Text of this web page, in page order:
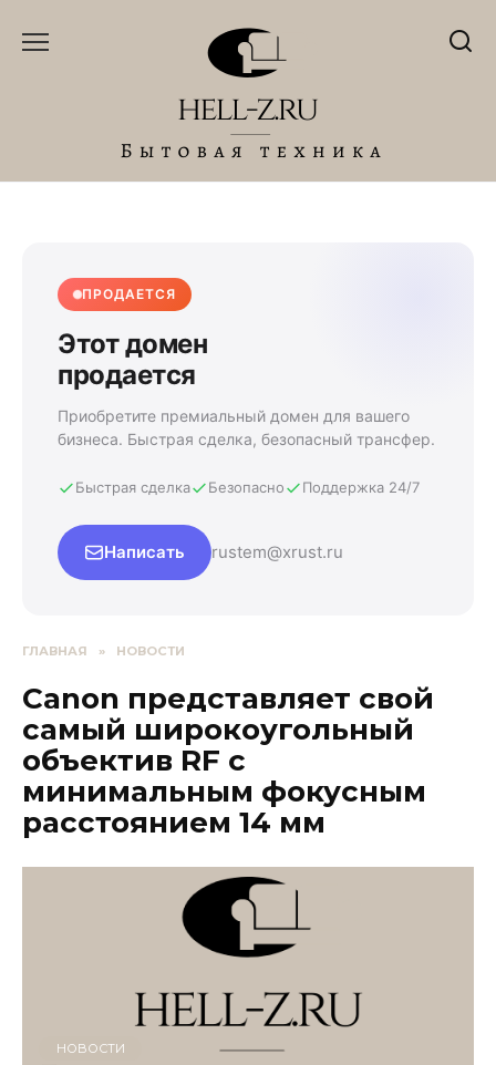
ПРОДАЕТСЯ
Этот домен
продается
Приобретите премиальный домен для вашего
бизнеса. Быстрая сделка, безопасный трансфер.
Быстрая сделка Безопасно Поддержка 24/7
Написать rustem@xrust.ru
ГЛАВНАЯ » НОВОСТИ
Canon представляет свой
самый широкоугольный
объектив RF с
минимальным фокусным
расстоянием 14 мм
НОВОСТИ